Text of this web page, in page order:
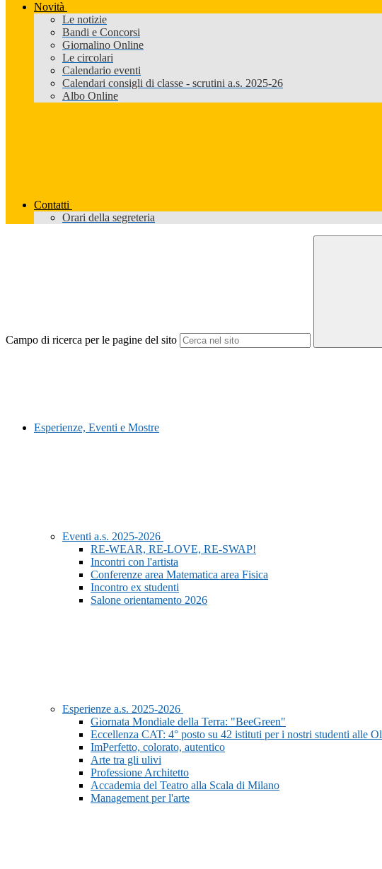
Novità
Le notizie
Bandi e Concorsi
Giornalino Online
Le circolari
Calendario eventi
Calendari consigli di classe - scrutini a.s. 2025-26
Albo Online
Contatti
Orari della segreteria
Campo di ricerca per le pagine del sito
Esperienze, Eventi e Mostre
Eventi a.s. 2025-2026
RE-WEAR, RE-LOVE, RE-SWAP!
Incontri con l'artista
Conferenze area Matematica area Fisica
Incontro ex studenti
Salone orientamento 2026
Esperienze a.s. 2025-2026
Giornata Mondiale della Terra: "BeeGreen"
Eccellenza CAT: 4° posto su 42 istituti per i nostri studenti alle
ImPerfetto, colorato, autentico
Arte tra gli ulivi
Professione Architetto
Accademia del Teatro alla Scala di Milano
Management per l'arte